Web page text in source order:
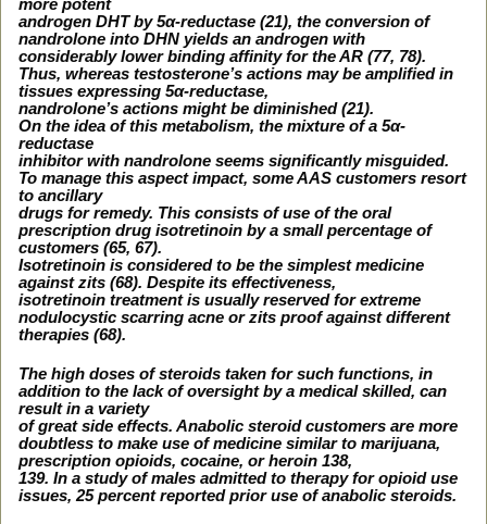
more potent
androgen DHT by 5α-reductase (21), the conversion of
nandrolone into DHN yields an androgen with
considerably lower binding affinity for the AR (77, 78).
Thus, whereas testosterone’s actions may be amplified in
tissues expressing 5α-reductase,
nandrolone’s actions might be diminished (21).
On the idea of this metabolism, the mixture of a 5α-
reductase
inhibitor with nandrolone seems significantly misguided.
To manage this aspect impact, some AAS customers resort
to ancillary
drugs for remedy. This consists of use of the oral
prescription drug isotretinoin by a small percentage of
customers (65, 67).
Isotretinoin is considered to be the simplest medicine
against zits (68). Despite its effectiveness,
isotretinoin treatment is usually reserved for extreme
nodulocystic scarring acne or zits proof against different
therapies (68).
The high doses of steroids taken for such functions, in
addition to the lack of oversight by a medical skilled, can
result in a variety
of great side effects. Anabolic steroid customers are more
doubtless to make use of medicine similar to marijuana,
prescription opioids, cocaine, or heroin 138,
139. In a study of males admitted to therapy for opioid use
issues, 25 percent reported prior use of anabolic steroids.